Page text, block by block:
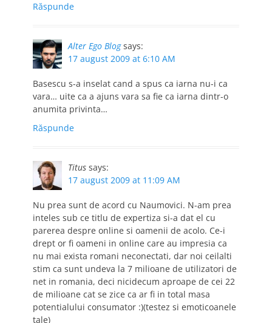
Răspunde
Alter Ego Blog says:
17 august 2009 at 6:10 AM
Basescu s-a inselat cand a spus ca iarna nu-i ca
vara… uite ca a ajuns vara sa fie ca iarna dintr-o
anumita privinta…
Răspunde
Titus says:
17 august 2009 at 11:09 AM
Nu prea sunt de acord cu Naumovici. N-am prea
inteles sub ce titlu de expertiza si-a dat el cu
parerea despre online si oamenii de acolo. Ce-i
drept or fi oameni in online care au impresia ca
nu mai exista romani neconectati, dar noi ceilalti
stim ca sunt undeva la 7 milioane de utilizatori de
net in romania, deci nicidecum aproape de cei 22
de milioane cat se zice ca ar fi in total masa
potentialului consumator :)(testez si emoticoanele
tale)